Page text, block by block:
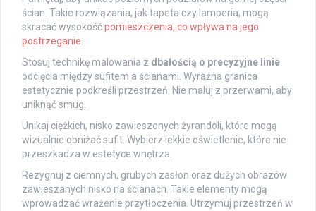
ścian. Takie rozwiązania, jak tapeta czy lamperia, mogą
skracać wysokośćpomieszczenia, co wpływa na jego
postrzeganie
Stosuj technikę malowania z dbałością o precyzyjne linie
odcięcia między sufitem a ścianami. Wyraźna granica
estetycznie podkreśli przestrzeń. Nie maluj z przerwami, aby
uniknąć smug.
Unikaj ciężkich, nisko zawieszonych żyrandoli, które mogą
wizualnie obniżać sufit. Wybierz lekkie oświetlenie, które nie
przeszkadza w estetyce wnętrza.
Rezygnuj z ciemnych, grubych zasłon oraz dużych obrazów
zawieszanych nisko na ścianach. Takie elementy mogą
wprowadzać wrażenie przytłoczenia. Utrzymuj przestrzeń w